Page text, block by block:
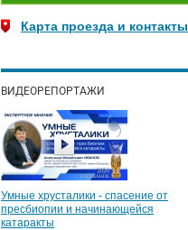
Карта проезда и контакты
ВИДЕОРЕПОРТАЖИ
Умные хрусталики - спасение от
пресбиопии и начинающейся
катаракты